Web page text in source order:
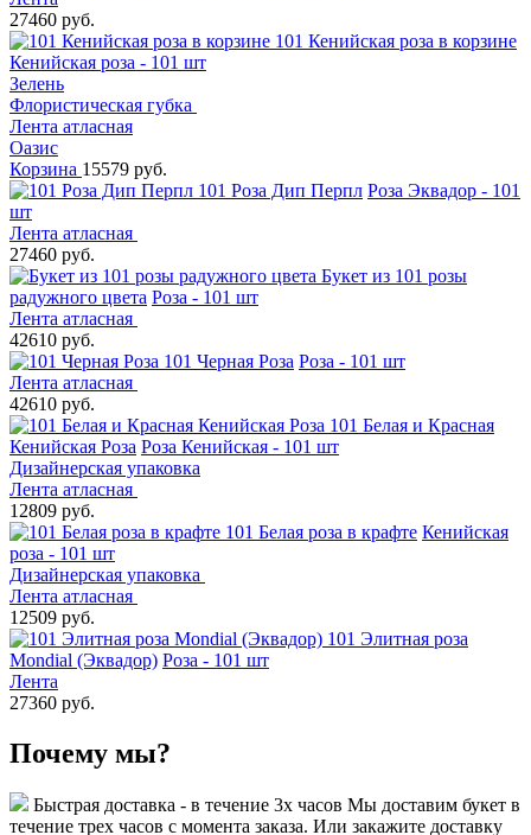
27460 руб.
101 Кенийская роза в корзине
Кенийская роза - 101 шт
Зелень
Флористическая губка
Лента атласная
Оазис
Корзина 15579 руб.
101 Роза Дип Перпл Роза Эквадор - 101
шт
Лента атласная
27460 руб.
Букет из 101 розы
радужного цвета Роза - 101 шт
Лента атласная
42610 руб.
101 Черная Роза Роза - 101 шт
Лента атласная
42610 руб.
101 Белая и Красная
Кенийская Роза Роза Кенийская - 101 шт
Дизайнерская упаковка
Лента атласная
12809 руб.
101 Белая роза в крафте Кенийская
роза - 101 шт
Дизайнерская упаковка
Лента атласная
12509 руб.
101 Элитная роза
Mondial (Эквадор) Роза - 101 шт
Лента
27360 руб.
Почему мы?
Быстрая доставка - в течение 3х часов Мы доставим букет в
течение трех часов с момента заказа. Или закажите доставку